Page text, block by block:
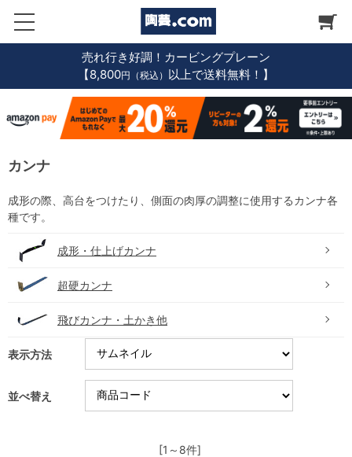
売れ行き好調！カービングプレーン
【8,800円（税込） 以上で送料無料！】
カンナ
成形の際、高台をつけたり、側面の肉厚の調整に使用するカンナ各
種です。
成形・仕上げカンナ
超硬カンナ
飛びカンナ・土かき他
表示方法
並べ替え
[1～8件]